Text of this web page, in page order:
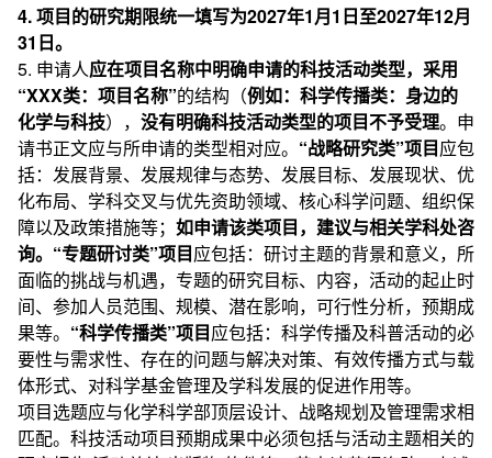
4. 项目的研究期限统一填写为2027年1月1日至2027年12月
31日。
5. 申请人应在项目名称中明确申请的科技活动类型，采用
“XXX类：项目名称”的结构（例如： 科学传播类：身边的
化学与科技）， 没有明确科技活动类型的项目不予受理。申
请书正文应与所申请的类型相对应。 “战略研究类”项目应包
括：发展背景、发展规律与态势、发展目标、发展现状、优
化布局、学科交叉与优先资助领域、核心科学问题、组织保
障以及政策措施等； 如申请该类项目，建议与相关学科处咨
询。“专题研讨类”项目应包括：研讨主题的背景和意义，所
面临的挑战与机遇，专题的研究目标、内容，活动的起止时
间、参加人员范围、规模、潜在影响，可行性分析，预期成
果等。 “科学传播类”项目应包括：科学传播及科普活动的必
要性与需求性、存在的问题与解决对策、有效传播方式与载
体形式、对科学基金管理及学科发展的促进作用等。
项目选题应与化学科学部顶层设计、战略规划及管理需求相
匹配。科技活动项目预期成果中必须包括与活动主题相关的